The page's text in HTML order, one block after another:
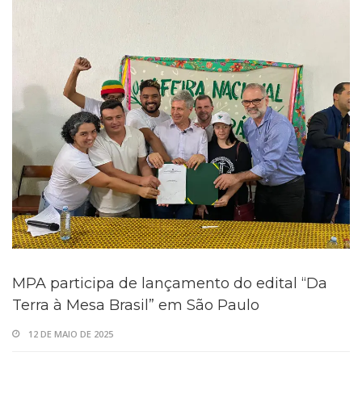
MPA participa de lançamento do edital “Da
Terra à Mesa Brasil” em São Paulo
12 DE MAIO DE 2025